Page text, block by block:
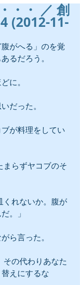
・・ ／ 創
(2012-11-
がへる」のを覚
るだろう。
に。
だった。
が料理をしてい
。」
ら言った。
えにするな